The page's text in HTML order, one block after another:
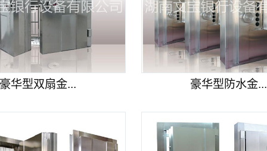
豪华型双扇金... 豪华型防水金...